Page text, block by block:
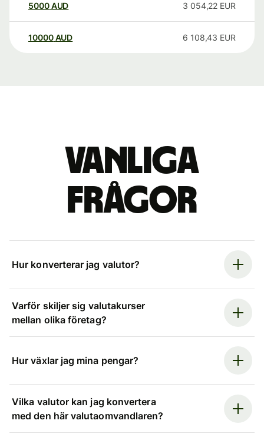
5000AUD 3 054,22 EUR
10000 AUD 6 108,43 EUR
Vanliga
frågor
Hur konverterar jag valutor?
Varför skiljer sig valutakurser
mellan olika företag?
Hur växlar jag mina pengar?
Vilka valutor kan jag konvertera
med den här valutaomvandlaren?